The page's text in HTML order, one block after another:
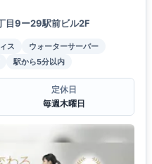
目9ー29駅前ビル2F
ス
ウォーターサーバー
駅から5分以内
定休日
毎週木曜日